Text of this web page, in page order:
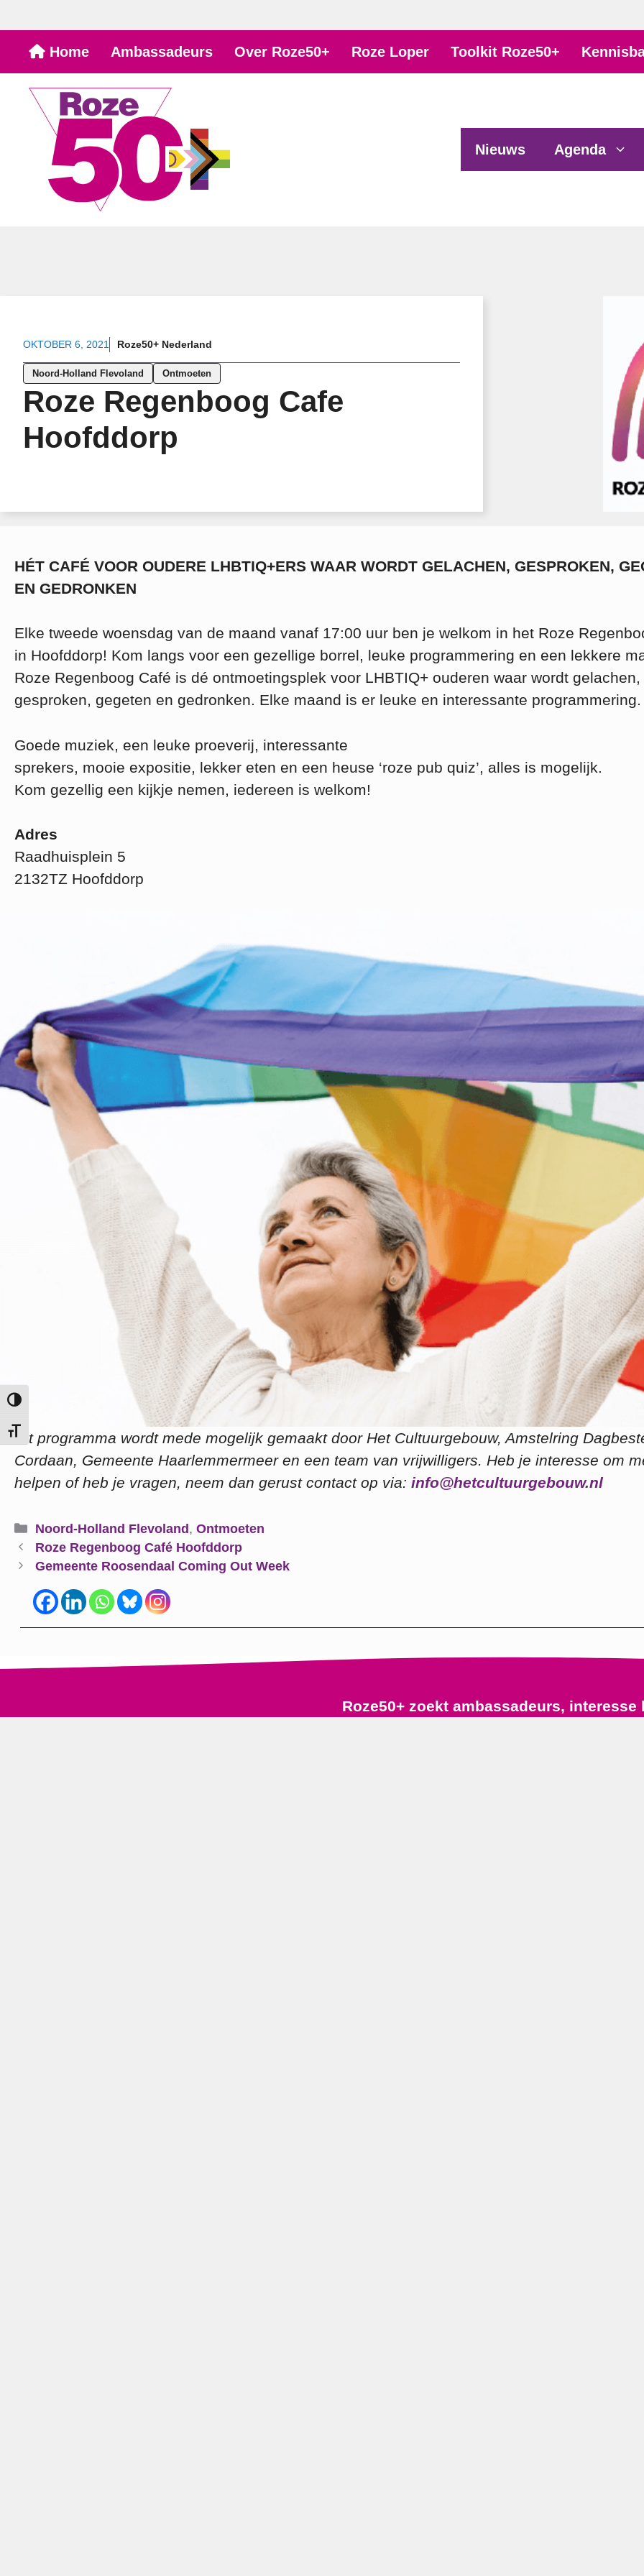
Keuze voor hoog contrast
Kies grootte van het lettertype
naar
inhoud
Home Ambassadeurs Over Roze50+ Roze Loper Toolkit Roze50+
Nieuws Agenda
OKTOBER 6, 2021 Roze50+ Nederland
Noord-Holland Flevoland Ontmoeten
Roze Regenboog Cafe
Hoofddorp
HÉT CAFÉ VOOR OUDERE LHBTIQ+ERS WAAR WORDT GELACHEN, GESPROKEN,
EN GEDRONKEN
Elke tweede woensdag van de maand vanaf 17:00 uur ben je welkom in het Roze
in Hoofddorp! Kom langs voor een gezellige borrel, leuke programmering en een lekkere
Roze Regenboog Café is dé ontmoetingsplek voor LHBTIQ+ ouderen waar wordt gelachen,
gesproken, gegeten en gedronken. Elke maand is er leuke en interessante programmering.
Goede muziek, een leuke proeverij, interessante
sprekers, mooie expositie, lekker eten en een heuse ‘roze pub quiz’, alles is mogelijk.
Kom gezellig een kijkje nemen, iedereen is welkom!
Adres
Raadhuisplein 5
2132TZ Hoofddorp
Dit programma wordt mede mogelijk gemaakt door Het Cultuurgebouw, Amstelring
Cordaan, Gemeente Haarlemmermeer en een team van vrijwilligers. Heb je interesse om
helpen of heb je vragen, neem dan gerust contact op via: info@hetcultuurgebouw.nl
Categorieën
Noord-Holland Flevoland, Ontmoeten
Roze Regenboog Café Hoofddorp
Gemeente Roosendaal Coming Out Week
Roze50+ zoekt ambassadeurs, interesse